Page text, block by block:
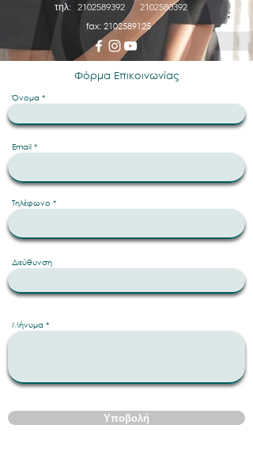
τηλ: 2102589392 2102580392
fax:2102589125
Φόρμα Επικοινωνίας
Όνομα
Email
Τηλέφωνο
Διεύθυνση
Μήνυμα
Υποβολή